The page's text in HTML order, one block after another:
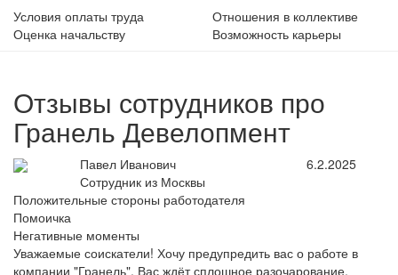
Условия оплаты труда
Отношения в коллективе
Оценка начальству
Возможность карьеры
Отзывы сотрудников про
Гранель Девелопмент
Павел Иванович
Сотрудник из Москвы
6.2.2025
Положительные стороны работодателя
Помоичка
Негативные моменты
Уважаемые соискатели! Хочу предупредить вас о работе в
компании "Гранель". Вас ждёт сплошное разочарование.